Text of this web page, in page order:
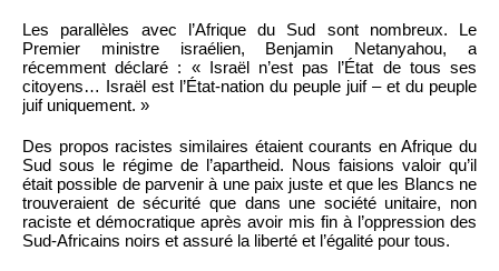
Les parallèles avec l’Afrique du Sud sont nombreux. Le
Premier ministre israélien, Benjamin Netanyahou, a
récemment déclaré : « Israël n’est pas l’État de tous ses
citoyens… Israël est l’État-nation du peuple juif – et du peuple
juif uniquement. »
Des propos racistes similaires étaient courants en Afrique du
Sud sous le régime de l’apartheid. Nous faisions valoir qu’il
était possible de parvenir à une paix juste et que les Blancs ne
trouveraient de sécurité que dans une société unitaire, non
raciste et démocratique après avoir mis fin à l’oppression des
Sud-Africains noirs et assuré la liberté et l’égalité pour tous.